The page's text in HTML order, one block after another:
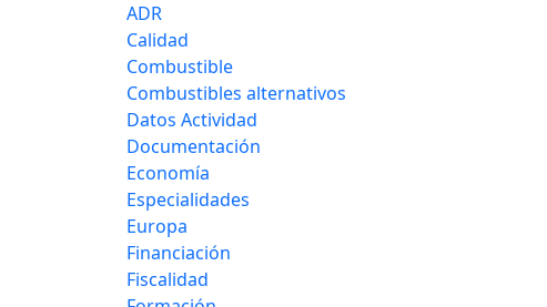
ADR
Calidad
Combustible
Combustibles alternativos
Datos Actividad
Documentación
Economía
Especialidades
Europa
Financiación
Fiscalidad